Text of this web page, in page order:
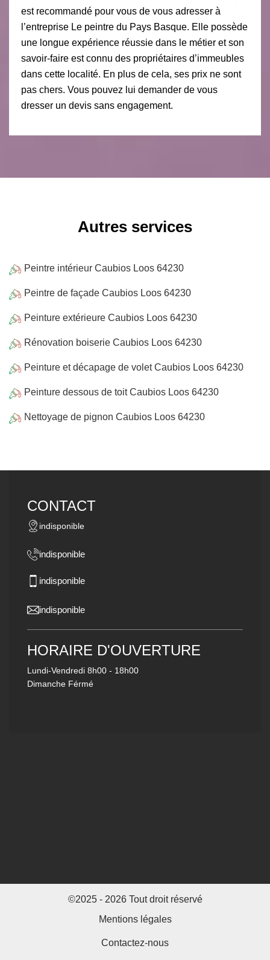
est recommandé pour vous de vous adresser à
l’entreprise Le peintre du Pays Basque. Elle possède
une longue expérience réussie dans le métier et son
savoir-faire est connu des propriétaires d’immeubles
dans cette localité. En plus de cela, ses prix ne sont
pas chers. Vous pouvez lui demander de vous
dresser un devis sans engagement.
Autres services
Peintre intérieur Caubios Loos 64230
Peintre de façade Caubios Loos 64230
Peinture extérieure Caubios Loos 64230
Rénovation boiserie Caubios Loos 64230
Peinture et décapage de volet Caubios Loos 64230
Peinture dessous de toit Caubios Loos 64230
Nettoyage de pignon Caubios Loos 64230
CONTACT
indisponible
indisponible
indisponible
indisponible
HORAIRE D'OUVERTURE
Lundi-Vendredi 8h00 - 18h00
Dimanche Férmé
©2025 - 2026 Tout droit réservé
Mentions légales
Contactez-nous